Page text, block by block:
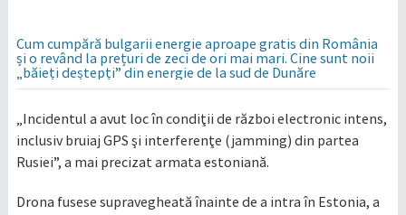
Cum cumpără bulgarii energie aproape gratis din România
și o revând la prețuri de zeci de ori mai mari. Cine sunt noii
„băieți deștepți” din energie de la sud de Dunăre
„Incidentul a avut loc în condiţii de război electronic intens,
inclusiv bruiaj GPS şi interferenţe (jamming) din partea
Rusiei”, a mai precizat armata estoniană.
Drona fusese supravegheată înainte de a intra în Estonia, a